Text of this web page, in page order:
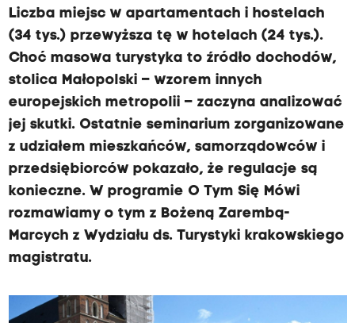
Liczba miejsc w apartamentach i hostelach
(34 tys.) przewyższa tę w hotelach (24 tys.).
Choć masowa turystyka to źródło dochodów,
stolica Małopolski – wzorem innych
europejskich metropolii – zaczyna analizować
jej skutki. Ostatnie seminarium zorganizowane
z udziałem mieszkańców, samorządowców i
przedsiębiorców pokazało, że regulacje są
konieczne. W programie O Tym Się Mówi
rozmawiamy o tym z Bożeną Zarembą-
Marcych z Wydziału ds. Turystyki krakowskiego
magistratu.